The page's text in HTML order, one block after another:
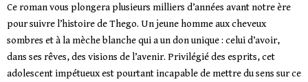
Ce roman vous plongera plusieurs milliers d’années avant notre ère
pour suivre l’histoire de Thego. Un jeune homme aux cheveux
sombres et à la mèche blanche qui a un don unique : celui d’avoir,
dans ses rêves, des visions de l’avenir. Privilégié des esprits, cet
adolescent impétueux est pourtant incapable de mettre du sens sur ce